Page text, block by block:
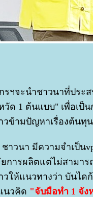
รฯจะนำชาวนาที่ปร
ด 1 ต้นแบบ" เพื่อเป็
วข้ามปัญหาเรื่องต้นทุ
าวนา มีความจำเป็น
การผลิตแต่ไม่สามา
ห้แนวทางว่า บันได
นวคิด "จับมือทำ 1 จั